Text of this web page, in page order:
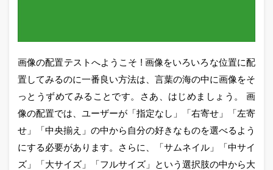
画像の配置テストへようこそ ! 画像をいろいろな位置に配
置してみるのに一番良い方法は、言葉の海の中に画像をそ
っとうずめてみることです。さあ、はじめましょう。 画
像の配置では、ユーザーが「指定なし」「右寄せ」「左寄
せ」「中央揃え」の中から自分の好きなものを選べるよう
にする必要があります。さらに、「サムネイル」「中サイ
ズ」「大サイズ」「フルサイズ」という選択肢の中から大